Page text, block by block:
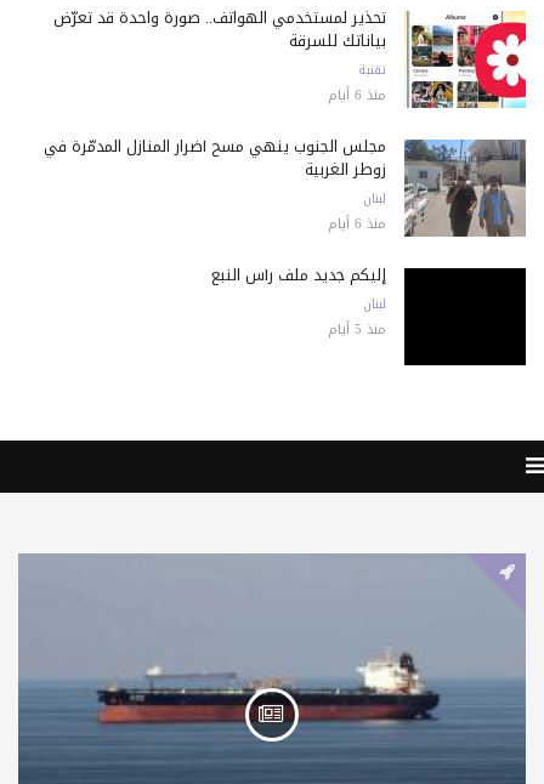
تحذير لمستخدمي الهواتف.. صورة واحدة قد تعرّض
بياناتك للسرقة
تقنية
منذ 6 أيام
مجلس الجنوب ينهي مسح أضرار المنازل المدمّرة في
زوطر الغربية
لبنان
منذ 6 أيام
إليكم جديد ملف رأس النبع
لبنان
منذ 5 أيام